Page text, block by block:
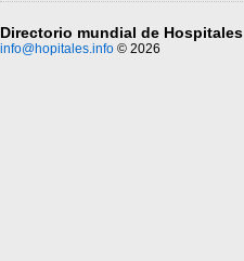
Directorio mundial de Hospitales
info@hopitales.info © 2026